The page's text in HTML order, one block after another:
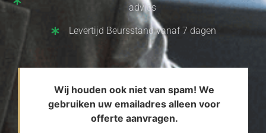
advies
Levertijd Beursstand vanaf 7 dagen
Wij houden ook niet van spam! We
gebruiken uw emailadres alleen voor
offerte aanvragen.